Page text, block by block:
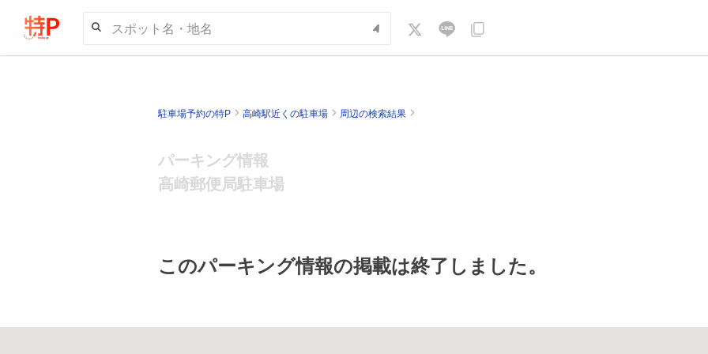
スポット名・地名
駐車場予約の特P 高崎駅近くの駐車場 周辺の検索結果
パーキング情報
高崎郵便局駐車場
このパーキング情報の掲載は終了しました。